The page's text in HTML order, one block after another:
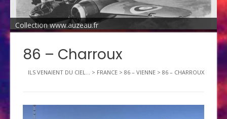
Collection www.auzeau.fr
86 – Charroux
ILS VENAIENT DU CIEL... > FRANCE > 86 – VIENNE > 86 – CHARROUX